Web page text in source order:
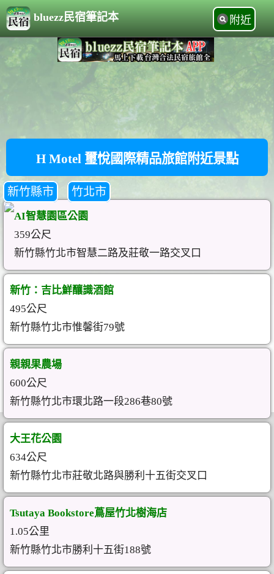
bluezz民宿筆記本 附近
H Motel 璽悅國際精品旅館附近景點
新竹縣市 竹北市
AI智慧園區公園
359公尺
新竹縣竹北市智慧二路及莊敬一路交叉口
新竹：吉比鮮釀識酒館
495公尺
新竹縣竹北市惟馨街79號
親親果農場
600公尺
新竹縣竹北市環北路一段286巷80號
大王花公園
634公尺
新竹縣竹北市莊敬北路與勝利十五街交叉口
Tsutaya Bookstore蔦屋竹北樹海店
1.05公里
新竹縣竹北市勝利十五街188號